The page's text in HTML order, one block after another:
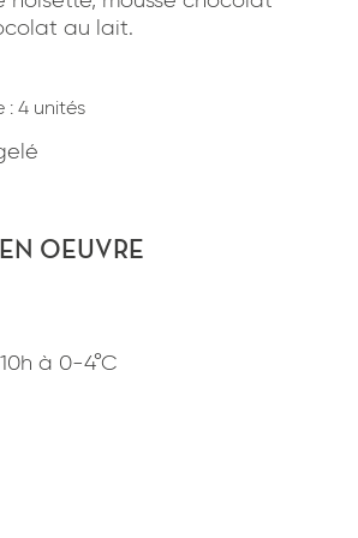
du site www.coupdepates.fr
ou
au lait.
: 4 unités
OEUVRE
à 0-4°C